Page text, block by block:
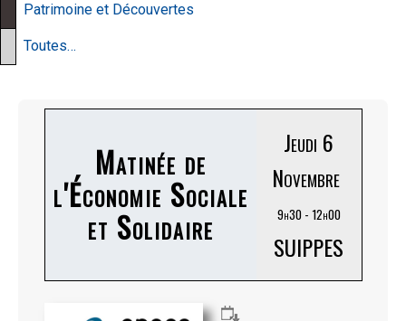
Patrimoine et Découvertes
Toutes…
Matinée de
l'Économie Sociale
et Solidaire
Jeudi 6
Novembre
9h30 - 12h00
SUIPPES